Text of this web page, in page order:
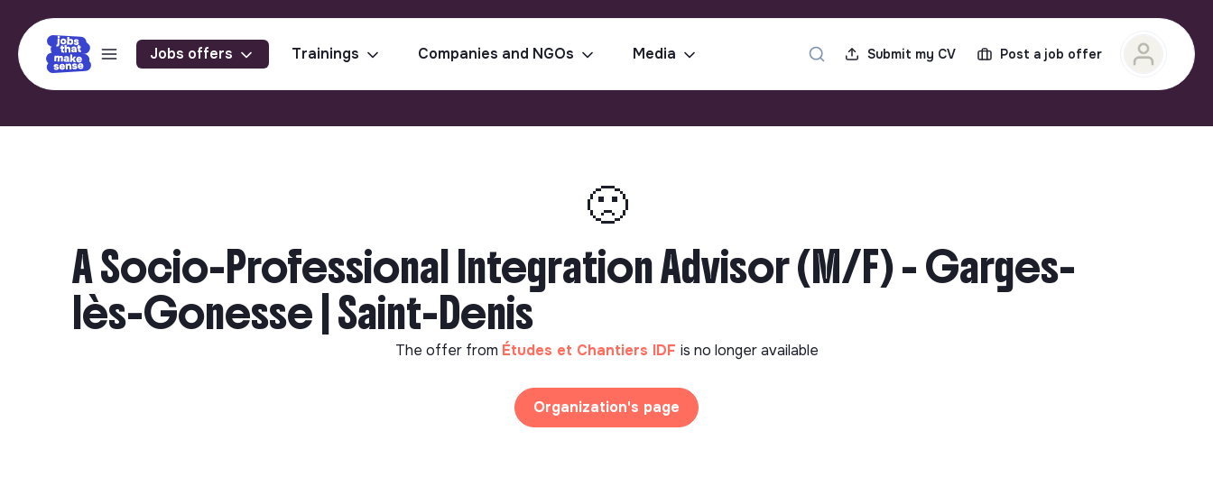
Jobs offers Trainings Companies and NGOs Media Submit my CV Post a job offer
🙁
A Socio-Professional Integration Advisor (M/F) - Garges-
lès-Gonesse | Saint-Denis
The offer from Études et Chantiers IDF is no longer available
Organization's page